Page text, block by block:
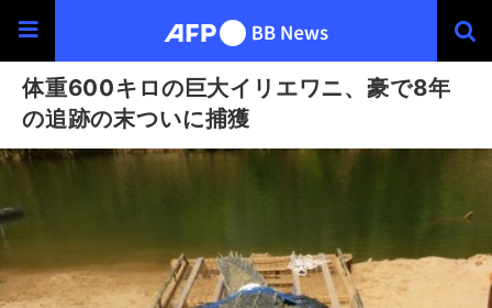
体重600キロの巨大イリエワニ、豪で8年
の追跡の末ついに捕獲